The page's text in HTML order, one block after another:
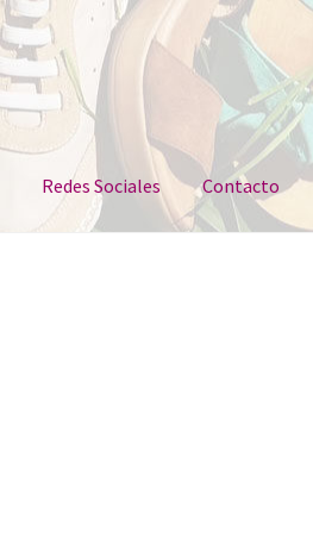
Redes Sociales Contacto